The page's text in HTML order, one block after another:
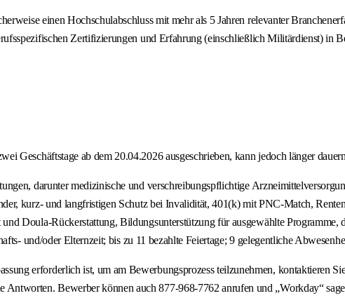
einen Hochschulabschluss mit mehr als 5 Jahren relevanter
Zertifizierungen und Erfahrung (einschließlich Militärdienst) in
Geschäftstage ab dem 20.04.2026 ausgeschrieben, kann jedoch länger
darunter medizinische und verschreibungspflichtige
kurz- und langfristigen Schutz bei Invalidität, 401(k) mit PNC-Match,
Doula-Rückerstattung, Bildungsunterstützung für ausgewählte Programme,
und/oder Elternzeit; bis zu 11 bezahlte Feiertage; 9 gelegentliche
erforderlich ist, um am Bewerbungsprozess teilzunehmen, kontaktieren
Antworten. Bewerber können auch 877-968-7762 anrufen und „Workday“